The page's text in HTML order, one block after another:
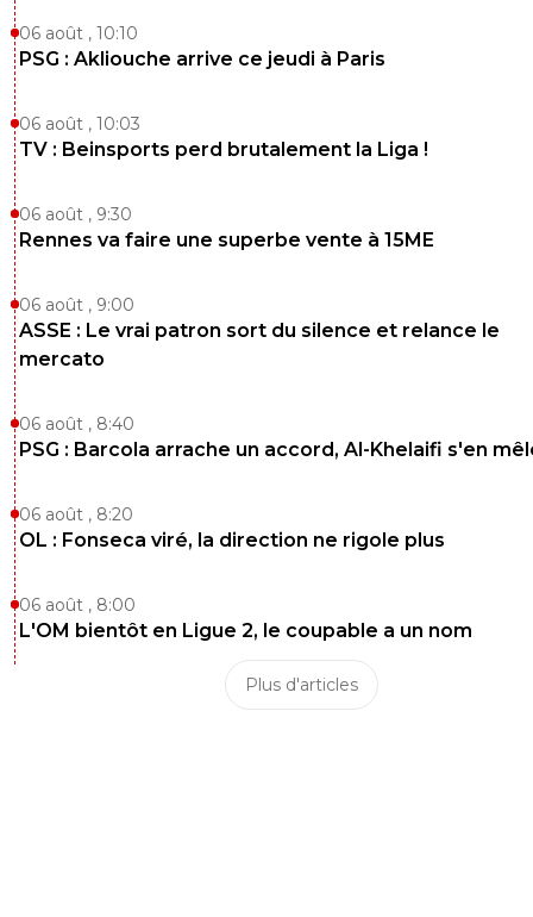
Quelle surprise.....
06 août , 10:10
PSG : Akliouche arrive ce jeudi à Paris
06 août , 10:03
TV : Beinsports perd brutalement la Liga !
06 août , 9:30
Rennes va faire une superbe vente à 15ME
06 août , 9:00
ASSE : Le vrai patron sort du silence et relance le
mercato
06 août , 8:40
PSG : Barcola arrache un accord, Al-Khelaifi s'en
06 août , 8:20
OL : Fonseca viré, la direction ne rigole plus
06 août , 8:00
L'OM bientôt en Ligue 2, le coupable a un nom
Plus d'articles